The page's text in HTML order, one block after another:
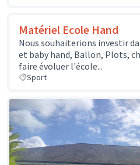
Matériel Ecole Hand
Nous souhaiterions investir
et baby hand, Ballon, Plots,
faire évoluer l'école...
Sport